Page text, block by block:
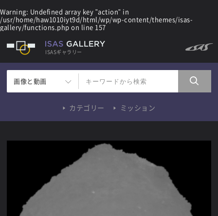
Warning: Undefined array key "action" in
/usr/home/haw1010iyt9d/html/wp/wp-content/themes/isas-
gallery/functions.php on line 157
ISASギャラリー
画像と動画
カテゴリー ミッション